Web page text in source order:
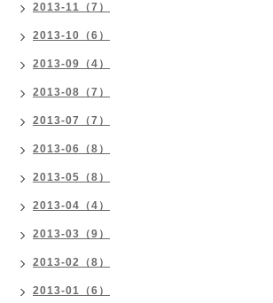
2013-11（7）
2013-10（6）
2013-09（4）
2013-08（7）
2013-07（7）
2013-06（8）
2013-05（8）
2013-04（4）
2013-03（9）
2013-02（8）
2013-01（6）